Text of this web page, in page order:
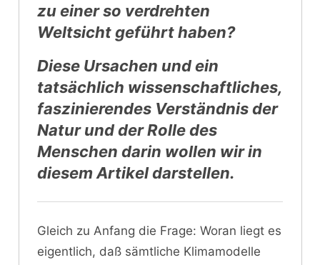
zu einer so verdrehten
Weltsicht geführt haben?
Diese Ursachen und ein
tatsächlich wissenschaftliches,
faszinierendes Verständnis der
Natur und der Rolle des
Menschen darin wollen wir in
diesem Artikel darstellen.
Gleich zu Anfang die Frage: Woran liegt es
eigentlich, daß sämtliche Klimamodelle